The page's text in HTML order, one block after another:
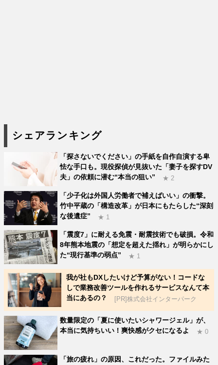
シェアランキング
「探さないでください」の手紙を自作自演する卑
怯な手口も。現役探偵が見抜いた「妻子を探すDV
夫」の依頼に潜む“本当の狙い”
★ 2
「少子化は外国人労働者で補えばいい」の衝撃。
竹中平蔵の「構造改革」が日本にもたらした“深刻
な後遺症”
★ 1
「震度7」に耐える免震・耐震技術でも破損。令和
8年熊本地震の「想定を超えた揺れ」が明らかにし
た“現行基準の弱点”
★ 1
我が社もDXしたいけど予算がない！コードな
しで業務改善ツールを作れるサービスなんて本
当にあるの？
[PR]株式会社インターパーク
数量限定の「夏に使いたいシャワージェル」が、
本当に気持ちいい！爽快感がクセになるよ
★ 0
「旅の疲れ」の原因、これだった。ファイルみた